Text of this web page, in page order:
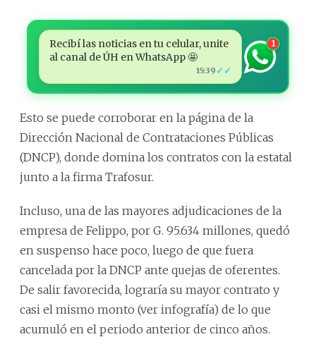
Recibí las noticias en tu celular, unite
al canal de ÚH en WhatsApp 🤩
15:39 ✓✓
1
Esto se puede corroborar en la página de la
Dirección Nacional de Contrataciones Públicas
(DNCP), donde domina los contratos con la estatal
junto a la firma Trafosur.
Incluso, una de las mayores adjudicaciones de la
empresa de Felippo, por G. 95.634 millones, quedó
en suspenso hace poco, luego de que fuera
cancelada por la DNCP ante quejas de oferentes.
De salir favorecida, lograría su mayor contrato y
casi el mismo monto (ver infografía) de lo que
acumuló en el periodo anterior de cinco años.